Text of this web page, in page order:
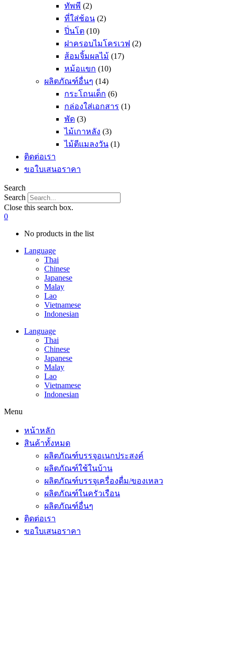
ทัพพี (2)
ที่ใส่ช้อน (2)
ปิ่นโต (10)
ฝาครอบไมโครเวฟ (2)
ส้อมจิ้มผลไม้ (17)
หม้อแขก (10)
ผลิตภัณฑ์อื่นๆ (14)
กระโถนเด็ก (6)
กล่องใส่เอกสาร (1)
พัด (3)
ไม้เกาหลัง (3)
ไม้ตีแมลงวัน (1)
ติดต่อเรา
ขอใบเสนอราคา
Search
Search
Close this search box.
0
No products in the list
Language
Thai
Chinese
Japanese
Malay
Lao
Vietnamese
Indonesian
Language
Thai
Chinese
Japanese
Malay
Lao
Vietnamese
Indonesian
Menu
หน้าหลัก
สินค้าทั้งหมด
ผลิตภัณฑ์บรรจุอเนกประสงค์
ผลิตภัณฑ์ใช้ในบ้าน
ผลิตภัณฑ์บรรจุเครื่องดื่ม/ของเหลว
ผลิตภัณฑ์ในครัวเรือน
ผลิตภัณฑ์อื่นๆ
ติดต่อเรา
ขอใบเสนอราคา